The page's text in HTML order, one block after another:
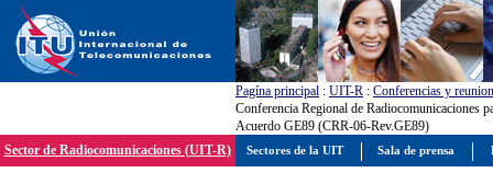
Pagína principal : UIT-R : Conferencias y
Conferencia Regional de Radiocomunicaciones
Acuerdo GE89 (CRR-06-Rev.GE89)
Sector de Radiocomunicaciones (UIT-R)
Sectores de la UIT Sala de prensa